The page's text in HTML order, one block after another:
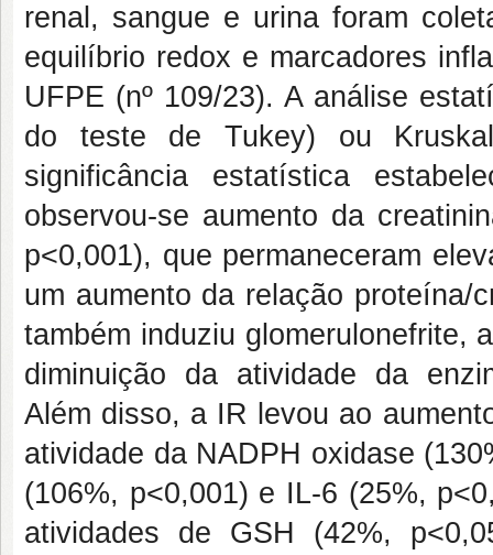
renal, sangue e urina foram
equilíbrio redox e marcadores
UFPE (nº 109/23). A análise
do teste de Tukey) ou
significância estatística
observou-se aumento da
p<0,001), que permaneceram
um aumento da relação proteína/
também induziu glomerulonefrite,
diminuição da atividade da
Além disso, a IR levou ao
atividade da NADPH oxidase
(106%, p<0,001) e IL-6 (25%,
atividades de GSH (42%,